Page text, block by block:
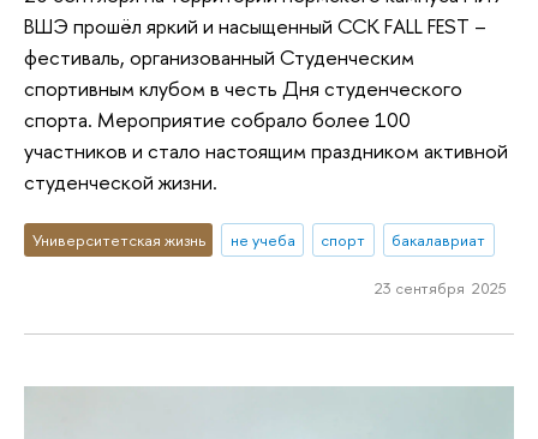
ВШЭ прошёл яркий и насыщенный ССК FALL FEST –
фестиваль, организованный Студенческим
спортивным клубом в честь Дня студенческого
спорта. Мероприятие собрало более 100
участников и стало настоящим праздником активной
студенческой жизни.
Университетская жизнь не учеба спорт бакалавриат
23 сентября 2025